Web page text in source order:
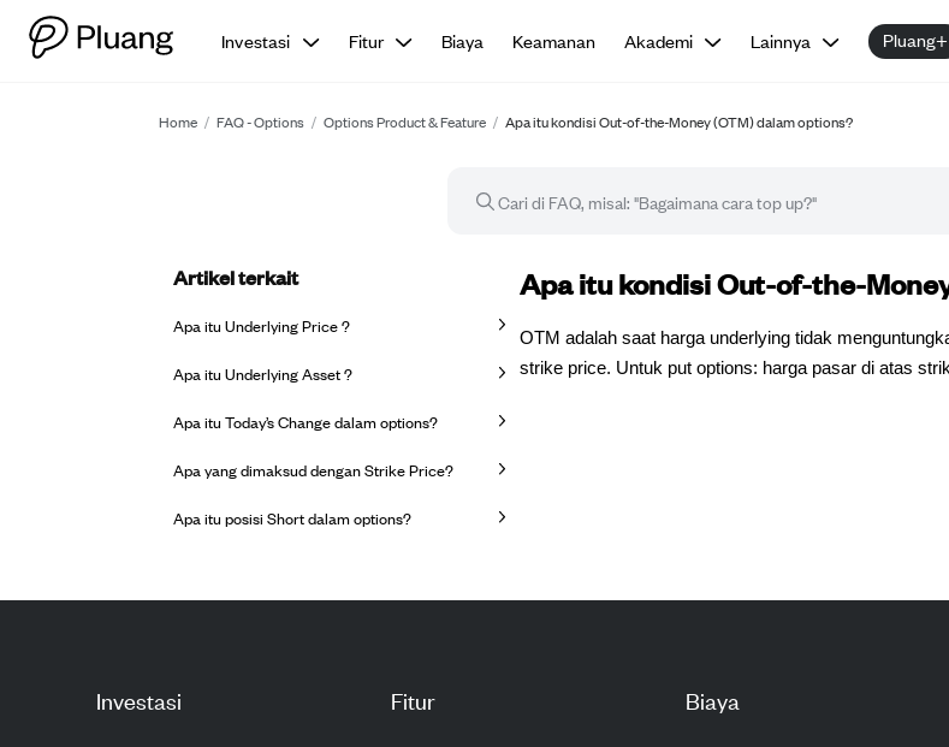
Investasi Fitur Biaya Keamanan Akademi Lainnya Pluang+
Home / FAQ - Options / Options Product & Feature / Apa itu kondisi Out-of-the-Money (OTM) dalam options?
Artikel FAQ
Apa itu kondisi Out-of-the-
OTM adalah saat harga underlying tidak
strike price. Untuk put options: harga pasar di atas
Artikel terkait
Apa itu Underlying Price ?
Apa itu Underlying Asset ?
Apa itu Today’s Change dalam options?
Apa yang dimaksud dengan Strike Price?
Apa itu posisi Short dalam options?
Investasi Fitur Biaya